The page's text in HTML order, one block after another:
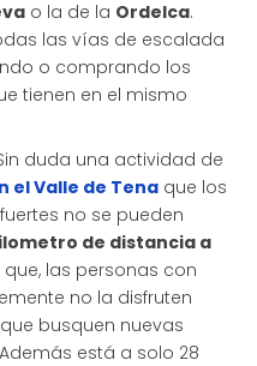
o la de la Ordelca.
las vías de escalada
o comprando los
tienen en el mismo
duda una actividad de
el Valle de Tena que los
no se pueden
de distancia a
que, las personas con
no la disfruten
busquen nuevas
está a solo 28